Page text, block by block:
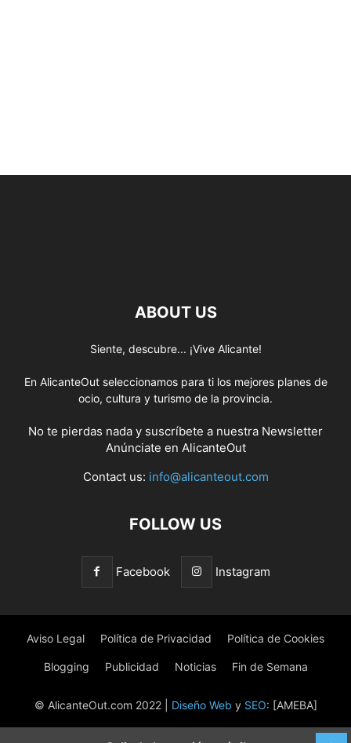
ABOUT US
Siente, descubre... ¡Vive Alicante!
En AlicanteOut seleccionamos para ti los mejores planes de
ocio, cultura y turismo de la provincia.
No te pierdas nada y suscríbete a nuestra Newsletter
Anúnciate en AlicanteOut
Contact us: info@alicanteout.com
FOLLOW US
Facebook Instagram
Aviso Legal Política de Privacidad Política de Cookies
Blogging Publicidad Noticias Fin de Semana
© AlicanteOut.com 2022 | Diseño Web y SEO: [AMEBA]